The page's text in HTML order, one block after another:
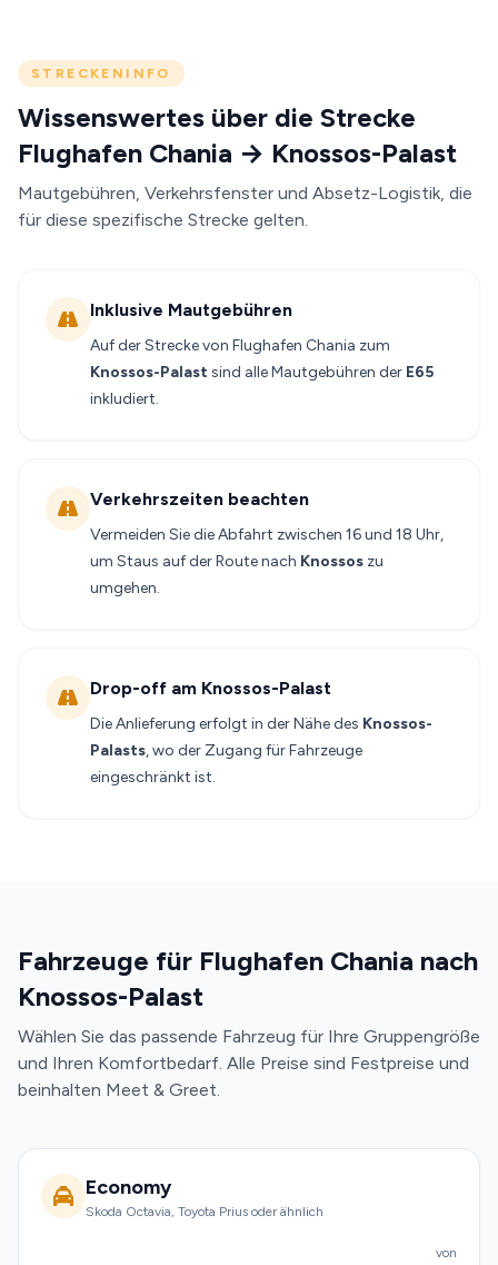
STRECKENINFO
Wissenswertes über die Strecke
Flughafen Chania → Knossos-Palast
Mautgebühren, Verkehrsfenster und Absetz-Logistik, die
für diese spezifische Strecke gelten.
Inklusive Mautgebühren
Auf der Strecke von Flughafen Chania zum
Knossos-Palastsind alle Mautgebühren der E65
inkludiert.
Verkehrszeiten beachten
Vermeiden Sie die Abfahrt zwischen 16 und 18 Uhr,
um Staus auf der Route nach Knossos zu
umgehen.
Drop-off am Knossos-Palast
Die Anlieferung erfolgt in der Nähe des Knossos-
Palasts, wo der Zugang für Fahrzeuge
eingeschränkt ist.
Fahrzeuge für Flughafen Chania nach
Knossos-Palast
Wählen Sie das passende Fahrzeug für Ihre Gruppengröße
und Ihren Komfortbedarf. Alle Preise sind Festpreise und
beinhalten Meet & Greet.
Economy
Skoda Octavia, Toyota Prius oder ähnlich
von